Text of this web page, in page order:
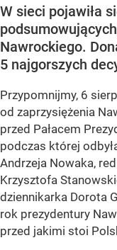
W sieci pojawiła
Nawrockiego.
5 najgorszych
Przypomnijmy, 6
od zaprzysiężenia
przed Pałacem
podczas której
Andrzeja Nowaka,
Krzysztofa
dziennikarka Dorota
rok prezydentury
przed jakimi stoi